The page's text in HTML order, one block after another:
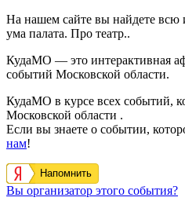
На нашем сайте вы найдете
ума палата. Про театр..
КудаМО — это интерактивная
событий Московской области.
КудаМО в курсе всех событий,
Московской области .
Если вы знаете о событии,
нам!
Напомнить
Вы организатор этого события?